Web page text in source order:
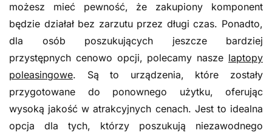
możesz mieć pewność, że zakupiony komponent
będzie działał bez zarzutu przez długi czas. Ponadto,
dla osób poszukujących jeszcze bardziej
przystępnych cenowo opcji, polecamy nasze laptopy
poleasingowe. Są to urządzenia, które zostały
przygotowane do ponownego użytku, oferując
wysoką jakość w atrakcyjnych cenach. Jest to idealna
opcja dla tych, którzy poszukują niezawodnego